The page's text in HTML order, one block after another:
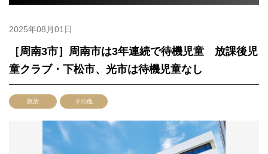
2025年08月01日
［周南3市］周南市は3年連続で待機児童 放課後児
童クラブ・下松市、光市は待機児童なし
政治 その他